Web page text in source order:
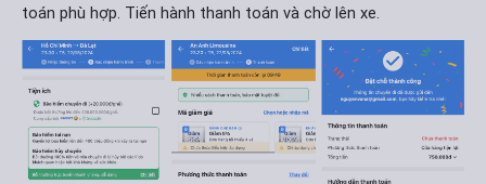
toán phù hợp. Tiến hành thanh toán và chờ lên xe.